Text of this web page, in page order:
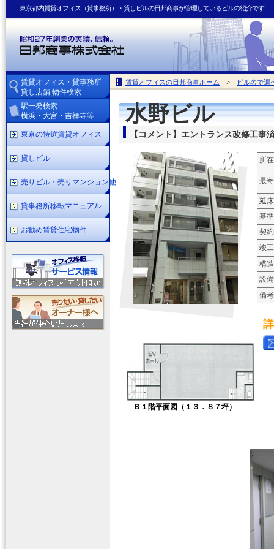
東京都内賃貸オフィス（貸事務所）・貸しビルの日邦商事が管理しているビルの紹介です
賃貸オフィスの日邦商事ホーム > ビル名で調
水野ビル
【コメント】エントランス改修工事
Ｂ１階平面図（１３．８７坪）
所
最
延床
基
契
竣工
構
設備
備考
賃貸オフィス・貸事務所
貸し店舗 物件検索
駅一発検索
横浜・大宮・吉祥寺等
東京の特選賃貸オフィス
貸しビル
売りビル・売りマンション他
貸事務所移転マニュアル
お勧め賃貸住宅物件